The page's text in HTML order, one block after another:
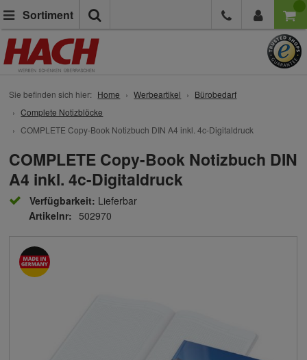
Sortiment
Sie befinden sich hier: Home Werbeartikel
Bürobedarf
Complete Notizblöcke
COMPLETE Copy-Book Notizbuch DIN A4 inkl. 4c-Digitaldruck
COMPLETE Copy-Book Notizbuch DIN
A4 inkl. 4c-Digitaldruck
Verfügbarkeit: Lieferbar
Artikelnr: 502970